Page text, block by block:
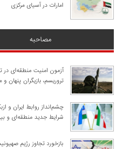
امارات در آسیای مرکزی
مصاحبه
آزمون امنیت منطقه‌ای در
تروریسم، بازیگران پنهان
چشم‌انداز روابط ایران و
شرایط جدید منطقه‌ای و
​بازخورد تجاوز رژیم